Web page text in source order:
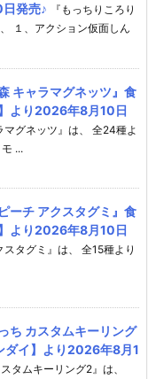
発売♪
『もっちりころり
１、アクション仮面しん
キャラマグネッツ』食
より2026年8月10日
マグネッツ』は、 全24種よ
...
ーチ アクスタグミ』食
より2026年8月10日
スタグミ』は、 全15種より
ち カスタムキーリング
ダイ】より2026年8月1
タムキーリング2』は、